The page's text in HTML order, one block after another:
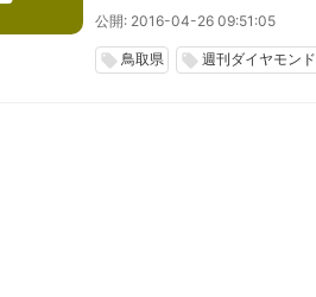
公開: 2016-04-26 09:51:05
local_offer 鳥取県 local_offer 週刊ダイヤモンド